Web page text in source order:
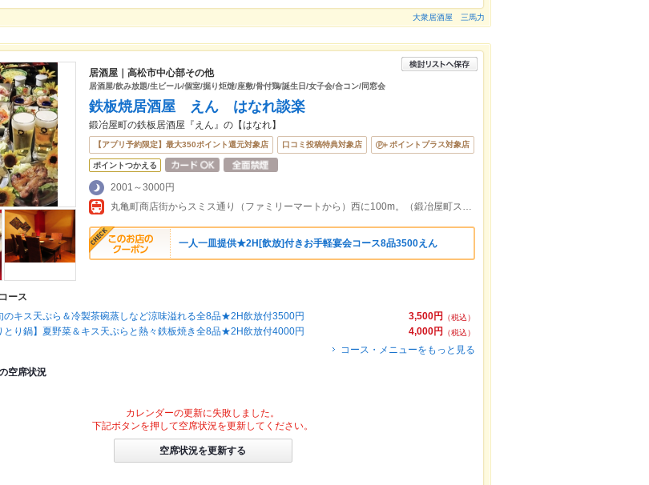
大衆居酒屋 三馬力
居酒屋｜高松市中心部その他
居酒屋/飲み放題/生ビール/個室/掘り炬燵/座敷/骨付鶏/誕生日/女子会/合コン/同窓会
鉄板焼居酒屋 えん はなれ談楽
鍛冶屋町の鉄板居酒屋『えん』の【はなれ】
【アプリ予約限定】最大350ポイント還元対象店 口コミ投稿特典対象店 ポイントプラス対象店
ポイントつかえる
2001～3000円
丸亀町商店街からスミス通り（ファミリーマートから）西に100m。（鍛冶屋町スミス通り・アベニュービル階段登って左）
一人一皿提供★2H[飲放]付きお手軽宴会コース8品3500えん
ース
3,500円
（税込）
のキス天ぷら＆冷製茶碗蒸しなど涼味溢れる全8品★2H飲放付3500円
4,000円
（税込）
とり鍋】夏野菜＆キス天ぷらと熱々鉄板焼き全8品★2H飲放付4000円
コース・メニューをもっと見る
空席状況
カレンダーの更新に失敗しました。
下記ボタンを押して空席状況を更新してください。
空席状況を更新する